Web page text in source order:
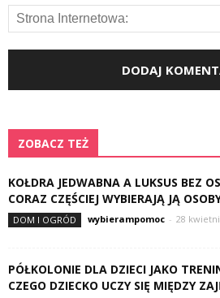
ZOBACZ TEŻ
KOŁDRA JEDWABNA A LUKSUS BEZ
CORAZ CZĘŚCIEJ WYBIERAJĄ JĄ
DOM I OGRÓD wybierampomoc - 28
PÓŁKOLONIE DLA DZIECI JAKO
CZEGO DZIECKO UCZY SIĘ MIĘDZY